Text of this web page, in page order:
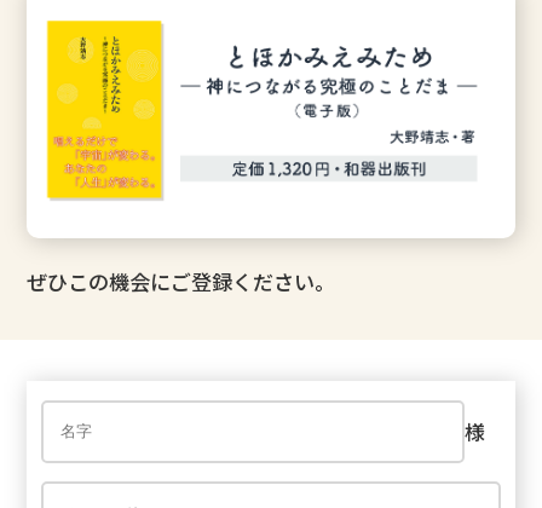
ぜひこの機会にご登録ください。
様